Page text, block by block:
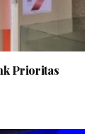
Prioritas